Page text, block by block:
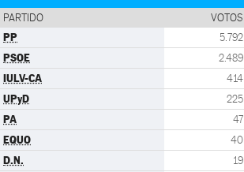
PARTIDO VOTOS
PP 5.792
PSOE 2.489
IULV-CA 414
UPyD 225
PA 47
EQUO 40
D.N. 19